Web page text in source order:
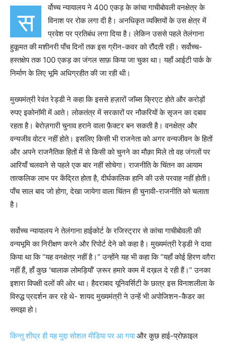
स
र्वोच्च न्यायालय ने 400 एकड़ के कांचा गाचीबोवली वनक्षेत्र के
विनाश पर रोक लगा दी है। अनधिकृत व्य​क्तियों के उस क्षेत्र में
प्रवेश पर प्रतिबंध लगा दिया है। लेकिन उससे पहले तेलंगाना
हुकूमत की मशीनरी पाँच दिनों तक इस ग्रीन-कवर को रौंदती रही। सर्वोच्च-
हस्तक्षेप तक 100 एकड़ का जंगल साफ़ किया जा चुका था। यहाँ आईटी पार्क के
निर्माण के लिए भूमि अधिग्रहीत की जा रही थी।
मुख्यमंत्री रेवंत रेड्डी ने कहा कि इससे हज़ारों जॉब्स ​क्रिएट होते और करोड़ों
रुपए इकोनॉमी में आते। लोकतंत्र में सरकारों पर नौकरियों के सृजन का दबाव
रहता है। बेरोज़गारी चुनाव हराने वाला फ़ैक्टर बन सकती है। वनक्षेत्र और
वन्यजीव वोटर नहीं होते। इसलिए किसी भी राजनेता को अगर वन्यजीवन के हितों
और अपने राजनैतिक हितों में से किसी को चुनने का मौक़ा मिले तो वह जंगलों पर
आरियाँ चलवाने से पहले एक बार नहीं सोचेगा। राजनीति के चिंतन का आयाम
तात्कलिक लाभ पर केंद्रित होता है, दीर्घका​लिक हानि की उसे परवाह नहीं होती।
पाँच साल बाद जो होगा, देखा जायेगा वाला चिंतन ही चुनावी-राजनीति को चलाता
है।
सर्वोच्च न्यायालय ने तेलंगाना हाईकोर्ट के रजिस्ट्रार से कांचा गाचीबोवली की
वन्यभूमि का निरीक्षण करने और रिपोर्ट देने को कहा है। मुख्यमंत्री रेड्डी ने दावा
किया था कि “यह वनक्षेत्र नहीं है।” उन्होंने यह भी कहा कि “यहाँ कोई हिरण वग़ैरा
नहीं हैं, हाँ कुछ ‘चालाक लोमड़ियाँ’ ज़रूर हमारे काम में दख़ल दे रही हैं।” उनका
इशारा विपक्षी दलों की ओर था। हैदराबाद यूनिवर्सिटी के छात्र इस विनाशलीला के
विरुद्ध प्रदर्शन कर रहे थे- शायद मुख्यमंत्री ने उन्हें भी अपोजिशन-कैडर का
समझा हो।
किन्तु शीघ्र ही यह मुद्दा सोशल मीडिया पर आ गयाऔर कुछ हाई-प्रोफ़ाइल ​